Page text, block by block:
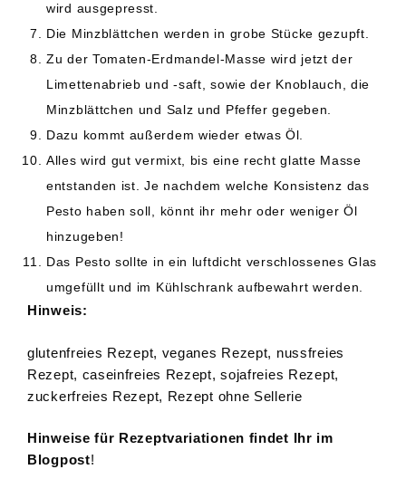
wird ausgepresst.
Die Minzblättchen werden in grobe Stücke gezupft.
Zu der Tomaten-Erdmandel-Masse wird jetzt der
Limettenabrieb und -saft, sowie der Knoblauch, die
Minzblättchen und Salz und Pfeffer gegeben.
Dazu kommt außerdem wieder etwas Öl.
Alles wird gut vermixt, bis eine recht glatte Masse
entstanden ist. Je nachdem welche Konsistenz das
Pesto haben soll, könnt ihr mehr oder weniger Öl
hinzugeben!
Das Pesto sollte in ein luftdicht verschlossenes Glas
umgefüllt und im Kühlschrank aufbewahrt werden.
Hinweis:
glutenfreies Rezept, veganes Rezept, nussfreies
Rezept, caseinfreies Rezept, sojafreies Rezept,
zuckerfreies Rezept, Rezept ohne Sellerie
Hinweise für Rezeptvariationen findet Ihr im
Blogpost!